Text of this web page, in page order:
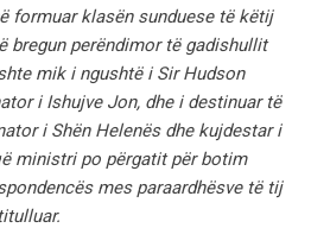
formuar klasën sunduese të këtij
bregun perëndimor të gadishullit
mik i ngushtë i Sir Hudson
i Ishujve Jon, dhe i destinuar të
i Shën Helenës dhe kujdestar i
ministri po përgatit për botim
mes paraardhësve të tij